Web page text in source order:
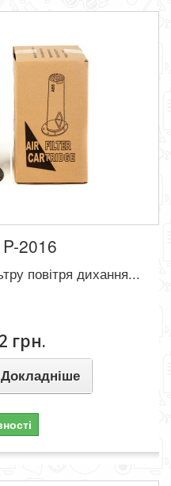
2016
повітря дихання...
грн.
Докладніше